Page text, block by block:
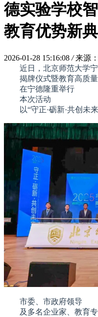
德实验学校
教育优势新典
2026-01-28 15:16:08 / 来源
近日，北京师范大学
揭牌仪式暨教育高质
在宁德隆重举行
本次活动
以“守正·砺新·共创未
市委、市政府领导
及多名企业家、教育